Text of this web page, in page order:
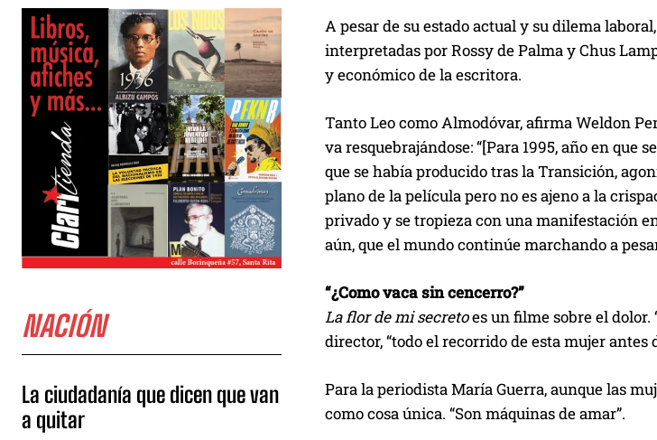
NACIÓN
La ciudadanía que dicen que van
a quitar
A pesar de su estado actual y su dilema
interpretadas por Rossy de Palma y Chus
y económico de la escritora.
Tanto Leo como Almodóvar, afirma Weldon
va resquebrajándose: “[Para 1995, año en que
que se había producido tras la Transición,
plano de la película pero no es ajeno a la
privado y se tropieza con una manifestación
aún, que el mundo continúe marchando a
“¿Como vaca sin cencerro?”
La flor de mi secretoes un filme sobre el dolor.
director, “todo el recorrido de esta mujer antes
Para la periodista María Guerra, aunque las
como cosa única. “Son máquinas de amar”.